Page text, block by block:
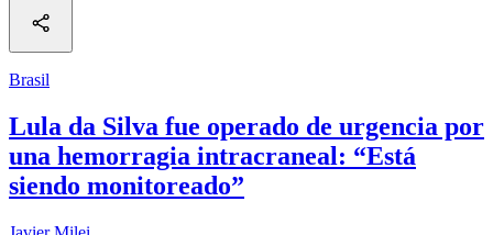
Brasil
Lula da Silva fue operado de urgencia por
una hemorragia intracraneal: “Está
siendo monitoreado”